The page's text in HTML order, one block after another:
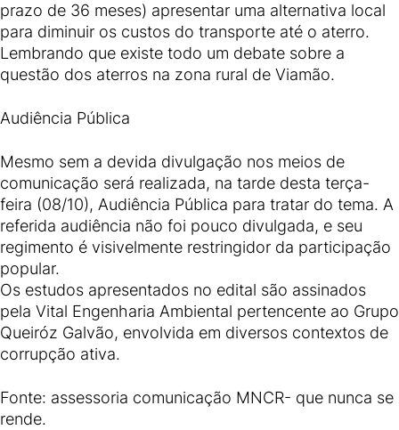
prazo de 36 meses) apresentar uma alternativa local
para diminuir os custos do transporte até o aterro.
Lembrando que existe todo um debate sobre a
questão dos aterros na zona rural de Viamão.
Audiência Pública
Mesmo sem a devida divulgação nos meios de
comunicação será realizada, na tarde desta terça-
feira (08/10), Audiência Pública para tratar do tema. A
referida audiência não foi pouco divulgada, e seu
regimento é visivelmente restringidor da participação
popular.
Os estudos apresentados no edital são assinados
pela Vital Engenharia Ambiental pertencente ao Grupo
Queiróz Galvão, envolvida em diversos contextos de
corrupção ativa.
Fonte: assessoria comunicação MNCR- que nunca se
rende.